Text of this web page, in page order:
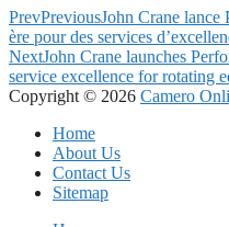
PrevPreviousJohn Crane
ère pour des services
NextJohn Crane launches
service excellence for rotating
Copyright © 2026 Camero
Home
About Us
Contact Us
Sitemap